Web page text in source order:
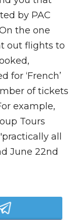
by PAC
the one
out flights to
for ‘French’
of tickets
example,
Tours
all
June 22nd